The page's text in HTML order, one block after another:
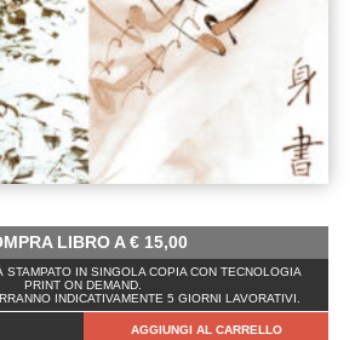
LIBRO A€ 15,00
STAMPATO IN SINGOLA COPIA CON TECNOLOGIA
PRINT ON DEMAND.
INDICATIVAMENTE 5 GIORNI LAVORATIVI.
AGGIUNGI AL CARRELLO